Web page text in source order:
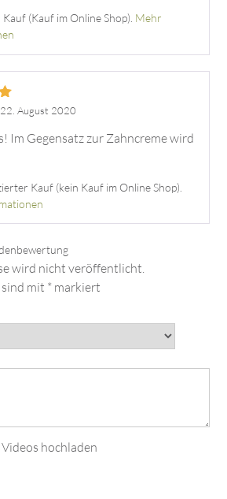
(Kauf im Online Shop). Mehr
22. August 2020
Im Gegensatz zur Zahncreme wird
Kauf (kein Kauf im Online Shop).
wird nicht veröffentlicht.
mit * markiert
hochladen